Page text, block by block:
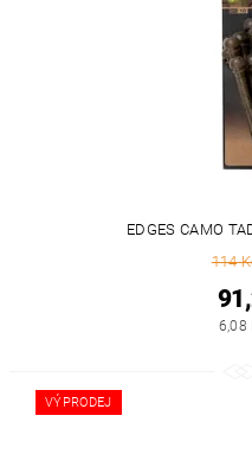
EDGES CAMO
114
6,08
VÝPRODEJ